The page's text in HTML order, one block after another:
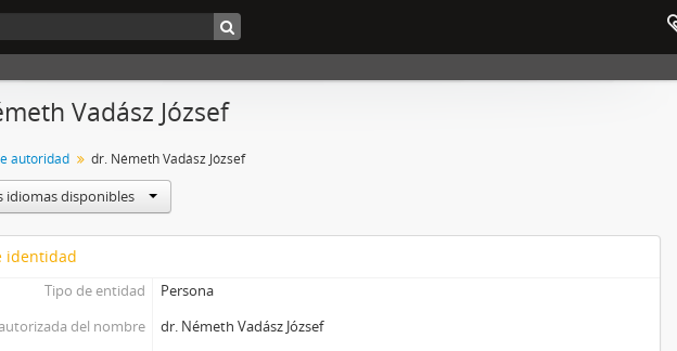
Vadász József
autoridad dr. Németh Vadász József
idiomas disponibles
identidad
Tipo de entidad
Persona
del nombre
dr. Németh Vadász József